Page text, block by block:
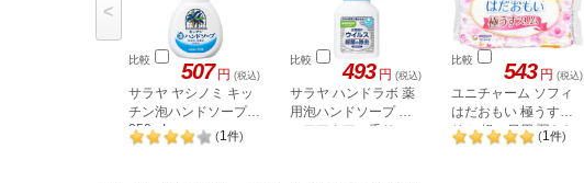
比較 507 円 (税込)
サラヤ ヤシノミ キッ
チン泡ハンドソープ
250mL
(1 件)
比較 493 円 (税込)
サラヤ ハンドラボ 薬
用泡ハンドソープ ピ
ュアアクアの香り
比較 543 円 (税込)
ユニチャーム ソフィ
はだおもい 極うすス
リム 軽い日用 羽なし
34枚
(1 件)
<